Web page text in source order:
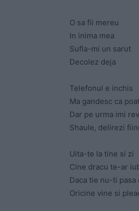
O sa fii mereu
In inima mea
Sufla-mi un sarut
Decolez deja
Telefonul e inchis
Ma gandesc ca
Dar pe urma imi
Shaule, delirezi
Uita-te la tine si zi
Cine dracu te-ar
Daca tie nu-ti pasa
Oricine vine si